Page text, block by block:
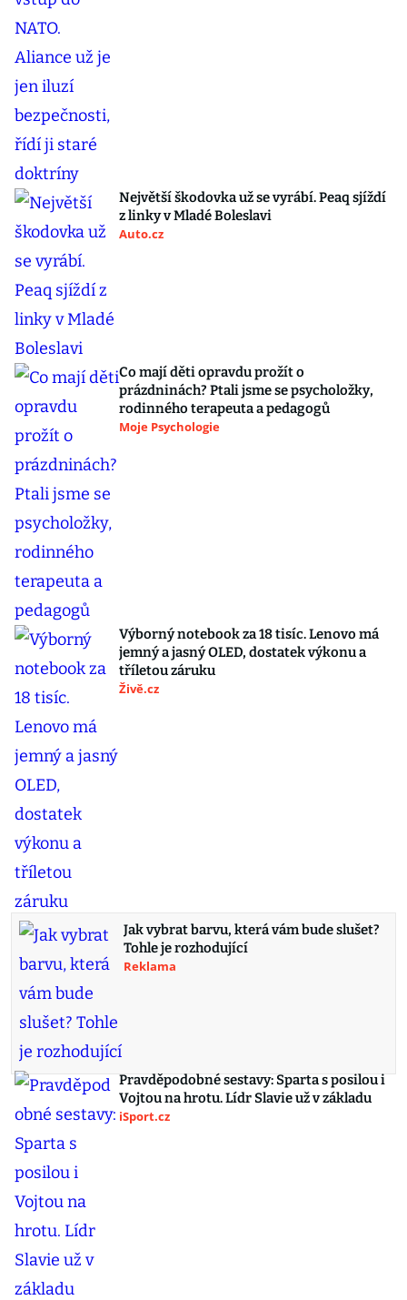
Největší škodovka už se vyrábí. Peaq sjíždí
z linky v Mladé Boleslavi
Auto.cz
Co mají děti opravdu prožít o
prázdninách? Ptali jsme se psycholožky,
rodinného terapeuta a pedagogů
Moje Psychologie
Výborný notebook za 18 tisíc. Lenovo má
jemný a jasný OLED, dostatek výkonu a
tříletou záruku
Živě.cz
Jak vybrat barvu, která vám bude slušet?
Tohle je rozhodující
Reklama
Pravděpodobné sestavy: Sparta s posilou i
Vojtou na hrotu. Lídr Slavie už v základu
iSport.cz